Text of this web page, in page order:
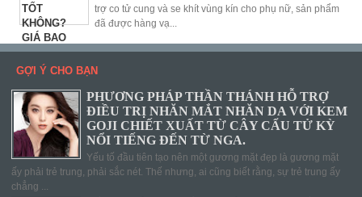
trợ co tử cung và se khít vùng kín cho phụ nữ, sản phẩm
đã được hàng vạ...
GỢI Ý CHO BẠN
PHƯƠNG PHÁP THẦN THÁNH HỖ TRỢ
ĐIỀU TRỊ NHĂN MẮT NHĂN DA VỚI KEM
GOJI CHIẾT XUẤT TỪ CÂY CẨU TỬ KỲ
NỔI TIẾNG ĐẾN TỪ NGA.
Yếu tố đầu tiên tạo nên một gương mặt đẹp là gương mặt
ấy phải trẻ trung, phải sắc nét. Thế nhưng, ai cũng biết rằng, sự trẻ trung ấy
chẳng ...